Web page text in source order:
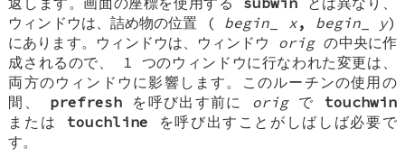
ウィンドウは、詰め物の位置 ( begin x, begin_ y)
にあります。ウィンドウは、ウィンドウ origの中央に作
成されるので、 1 つのウィンドウに行なわれた変更は、
両方のウィンドウに影響します。このルーチンの使用の
間、 prefresh を呼び出す前に origで touchwin
または touchline を呼び出すことがしばしば必要で
す。